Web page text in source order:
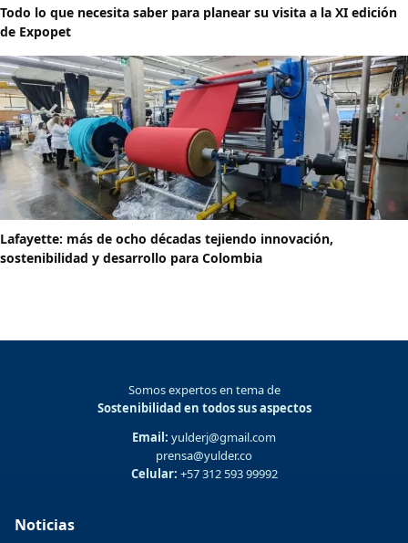
Todo lo que necesita saber para planear su visita a la XI edición
de Expopet
Lafayette: más de ocho décadas tejiendo innovación,
sostenibilidad y desarrollo para Colombia
Somos expertos en tema de
Sostenibilidad en todos sus aspectos
Email: yulderj@gmail.com
prensa@yulder.co
Celular: +57 312 593 99992
Noticias